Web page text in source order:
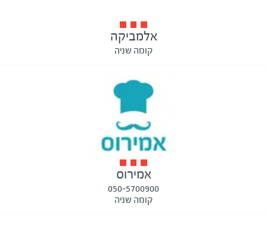
אלמביקה
קומה שניה
אמירוס
050-5700900
קומה שניה